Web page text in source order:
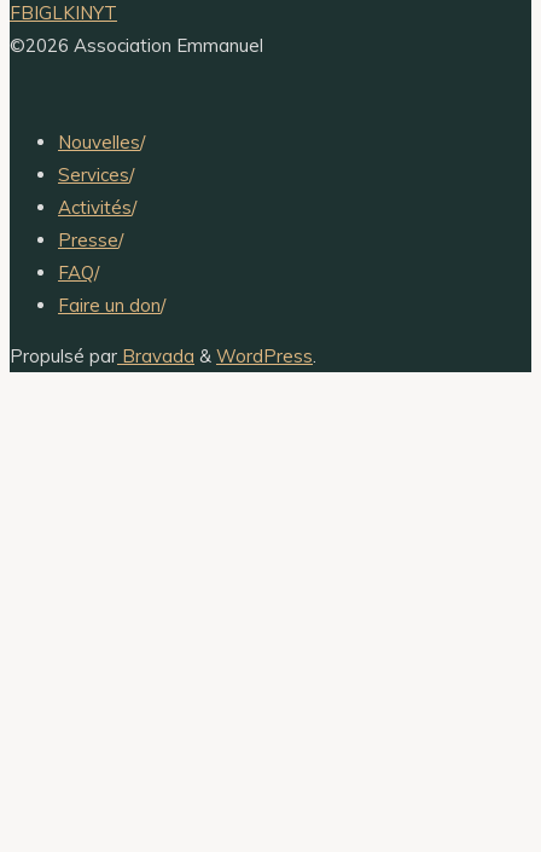
FBIGLKINYT
©2026 Association Emmanuel
Nouvelles/
Services/
Activités/
Presse/
FAQ/
Faire un don/
Propulsé par Bravada & WordPress.